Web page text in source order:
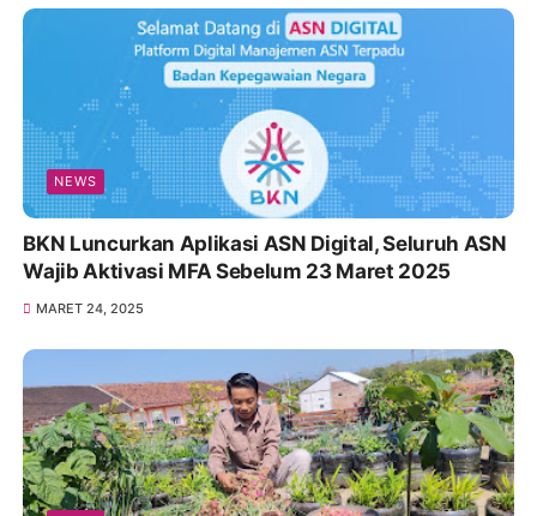
NEWS
BKN Luncurkan Aplikasi ASN Digital, Seluruh ASN
Wajib Aktivasi MFA Sebelum 23 Maret 2025
MARET 24, 2025